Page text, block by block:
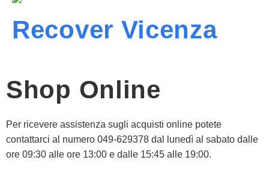
Recover Vicenza
Shop Online
Per ricevere assistenza sugli acquisti online potete
contattarci al numero 049-629378 dal lunedì al sabato dalle
ore 09:30 alle ore 13:00 e dalle 15:45 alle 19:00.